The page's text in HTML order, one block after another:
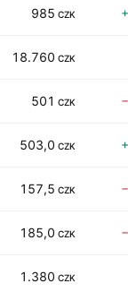
985 CZK
18.760 CZK
501 CZK
503,0 CZK
157,5 CZK
185,0 CZK
1.380 CZK